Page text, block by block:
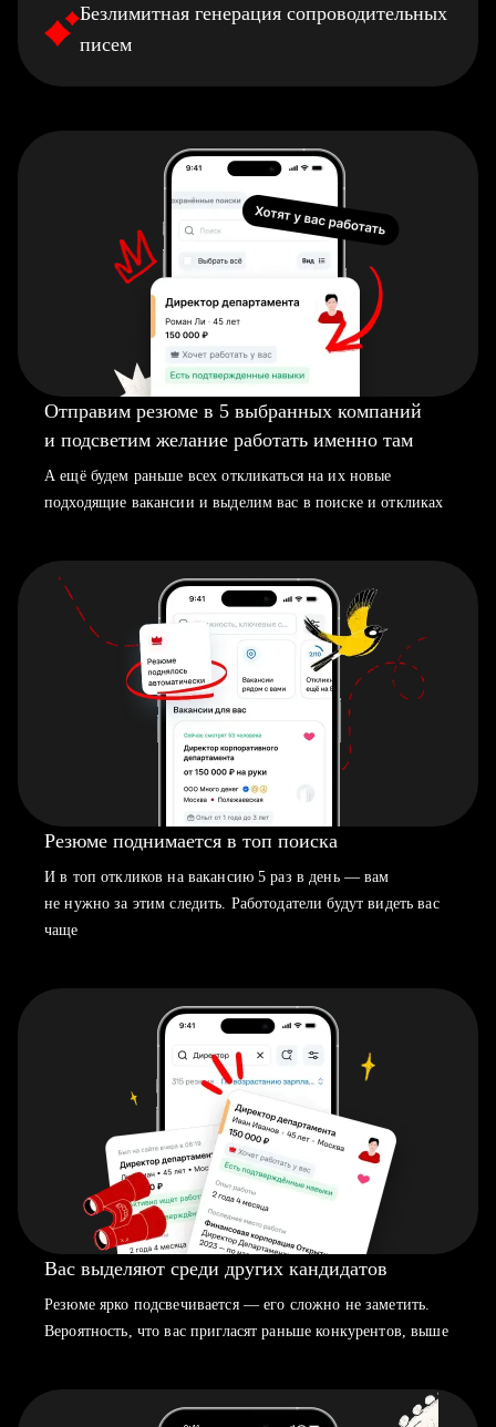
Безлимитная генерация сопроводительных
писем
Отправим резюме в 5 выбранных компаний
и подсветим желание работать именно там
А ещё будем раньше всех откликаться на их новые
подходящие вакансии и выделим вас в поиске и откликах
Резюме поднимается в топ поиска
И в топ откликов на вакансию 5 раз в день — вам
не нужно за этим следить. Работодатели будут видеть вас
чаще
Вас выделяют среди других кандидатов
Резюме ярко подсвечивается — его сложно не заметить.
Вероятность, что вас пригласят раньше конкурентов, выше